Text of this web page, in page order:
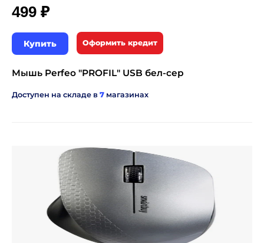
499 ₽
Купить Оформить кредит
Мышь Perfeo "PROFIL" USB бел-сер
Доступен на складе в 7 магазинах